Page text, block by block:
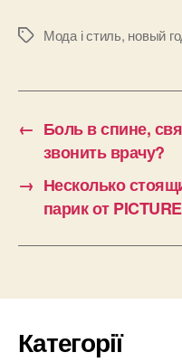
ПозначкиМода і стиль, новый
← Боль в спине,
звонить врачу?
→ Несколько
парик от
Категорії